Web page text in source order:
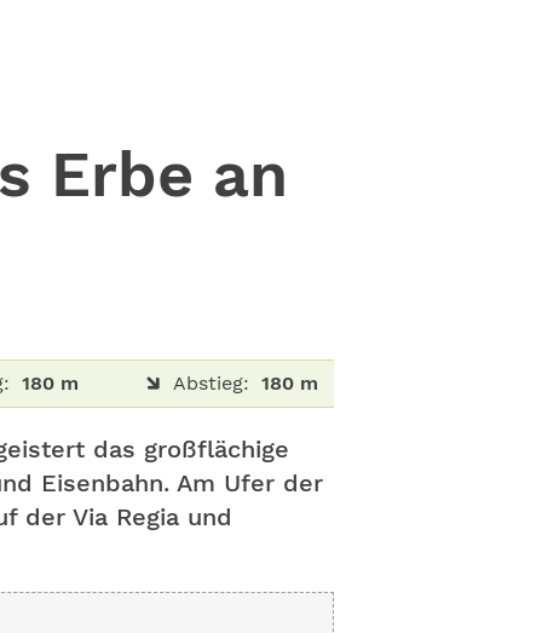
Erbe an
180 m Abstieg: 180 m
das großflächige
Eisenbahn. Am Ufer der
der Via Regia und